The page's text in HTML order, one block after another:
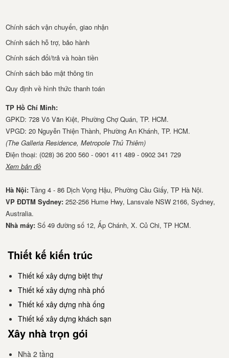
Chính sách vận chuyển, giao nhận
Chính sách hỗ trợ, bảo hành
Chính sách đổi/trả và hoàn tiền
Chính sách bảo mật thông tin
Quy định về hình thức thanh toán
TP Hồ Chí Minh:
GPKD: 728 Võ Văn Kiệt, Phường Chợ Quán, TP. HCM.
VPGD: 20 Nguyễn Thiện Thành, Phường An Khánh, TP. HCM.
(The Galleria Residence, Metropole Thủ Thiêm)
Điện thoại: (028) 36 200 560 - 0901 411 489 - 0902 341 729
Xem bản đồ
Hà Nội:Tầng 4 - 86 Dịch Vọng Hậu, Phường Cầu Giấy, TP Hà Nội.
VP ĐDTM Sydney: 252-256 Hume Hwy, Lansvale NSW 2166, Sydney,
Australia.
Nhà má​y: Số 49 đường số 12, Ấp Chánh, X. Củ Chi, TP HCM.
Thiết kế kiến trúc
Thiết kế xây dựng biệt thự
Thiết kế xây dựng nhà phố
Thiết kế xây dựng nhà ống
Thiết kế xây dựng khách sạn
Xây nhà trọn gói
Nhà 2 tầng